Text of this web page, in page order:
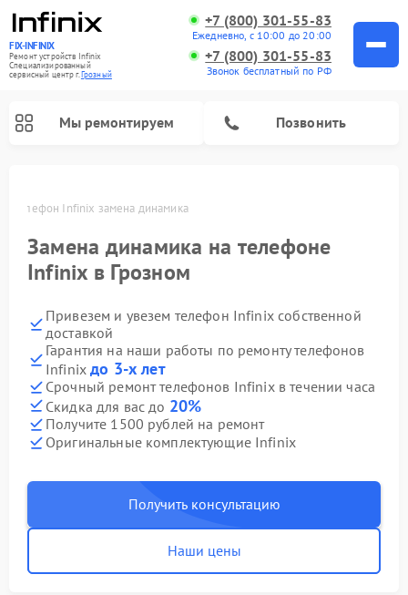
FIX-INFINIX
Ремонт устройств Infinix
Специализированный
cервисный центр г.Грозный
+7 (800) 301-55-83
Ежедневно, с 10:00 до 20:00
+7 (800) 301-55-83
Звонок бесплатный по РФ
Мы ремонтируем Позвонить
Телефон Infinix замена динамика
Замена динамика на телефоне
Infinix в Грозном
Привезем и увезем телефон Infinix собственной
доставкой
Гарантия на наши работы по ремонту телефонов
Infinixдо 3-х лет
Срочный ремонт телефонов Infinix в течении часа
Скидка для вас до 20%
Получите 1500 рублей на ремонт
Оригинальные комплектующие Infinix
Получить консультацию
Наши цены